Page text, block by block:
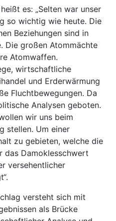
es: „Selten war unser
so wichtig wie heute. Die
Beziehungen sind in
Die großen Atommächte
Atomwaffen.
wirtschaftliche
und Erderwärmung
Fluchtbewegungen. Da
Analysen geboten.
wir uns beim
stellen. Um einer
zu gebieten, welche die
das Damoklesschwert
versehentlicher
versteht sich mit
als Brücke